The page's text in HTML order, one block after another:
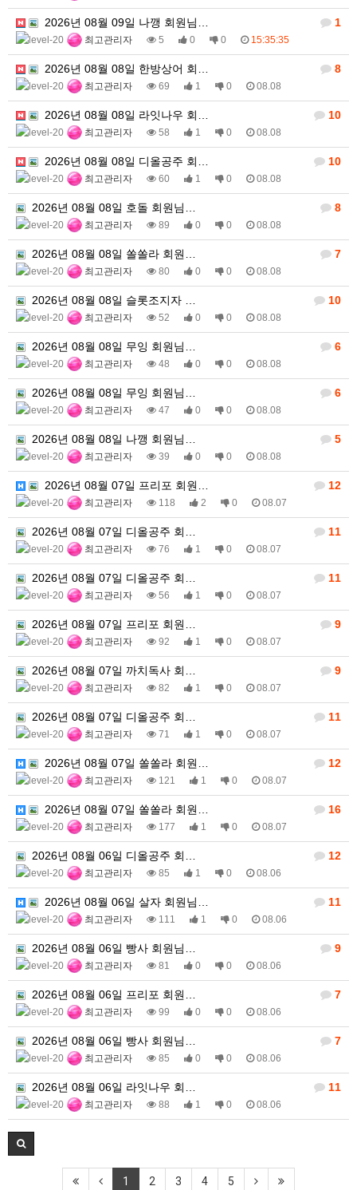
1
2026년 08월 09일 나깽 회원님…
최고관리자 5 0 0 15:35:35
8
2026년 08월 08일 한방상어 회…
최고관리자 69 1 0 08.08
10
2026년 08월 08일 라잇나우 회…
최고관리자 58 1 0 08.08
10
2026년 08월 08일 디올공주 회…
최고관리자 60 1 0 08.08
8
2026년 08월 08일 호돌 회원님…
최고관리자 89 0 0 08.08
7
2026년 08월 08일 쏠쏠라 회원…
최고관리자 80 0 0 08.08
10
2026년 08월 08일 슬롯조지자 …
최고관리자 52 0 0 08.08
6
2026년 08월 08일 무잉 회원님…
최고관리자 48 0 0 08.08
6
2026년 08월 08일 무잉 회원님…
최고관리자 47 0 0 08.08
5
2026년 08월 08일 나깽 회원님…
최고관리자 39 0 0 08.08
12
2026년 08월 07일 프리포 회원…
최고관리자 118 2 0 08.07
11
2026년 08월 07일 디올공주 회…
최고관리자 76 1 0 08.07
11
2026년 08월 07일 디올공주 회…
최고관리자 56 1 0 08.07
9
2026년 08월 07일 프리포 회원…
최고관리자 92 1 0 08.07
9
2026년 08월 07일 까치독사 회…
최고관리자 82 1 0 08.07
11
2026년 08월 07일 디올공주 회…
최고관리자 71 1 0 08.07
12
2026년 08월 07일 쏠쏠라 회원…
최고관리자 121 1 0 08.07
16
2026년 08월 07일 쏠쏠라 회원…
최고관리자 177 1 0 08.07
12
2026년 08월 06일 디올공주 회…
최고관리자 85 1 0 08.06
11
2026년 08월 06일 살자 회원님…
최고관리자 111 1 0 08.06
9
2026년 08월 06일 빵사 회원님…
최고관리자 81 0 0 08.06
7
2026년 08월 06일 프리포 회원…
최고관리자 99 0 0 08.06
7
2026년 08월 06일 빵사 회원님…
최고관리자 85 0 0 08.06
11
2026년 08월 06일 라잇나우 회…
최고관리자 88 1 0 08.06
1 2 3 4 5